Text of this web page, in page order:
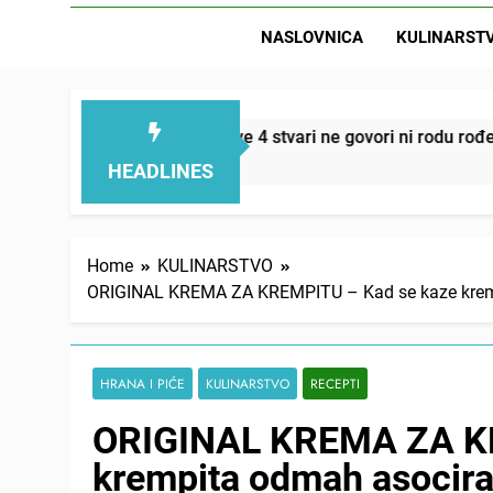
NASLOVNICA
HEADLINES
– ove 4 stvari ne govori ni rodu rođenom
Home
KULINARSTVO
ORIGINAL KREMA ZA KREMPITU – Kad se kaze
HRANA I PIĆE KULINARSTVO RECEPTI
ORIGINAL KREMA ZA
krempita odmah